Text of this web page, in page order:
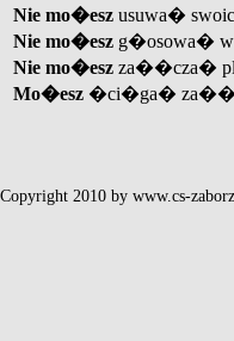
Nie mo�esz usuwa�
Nie mo�esz g�osowa� w
Nie mo�esz za��cza�
Mo�esz �ci�ga�
Copyright 2010 by www.cs-